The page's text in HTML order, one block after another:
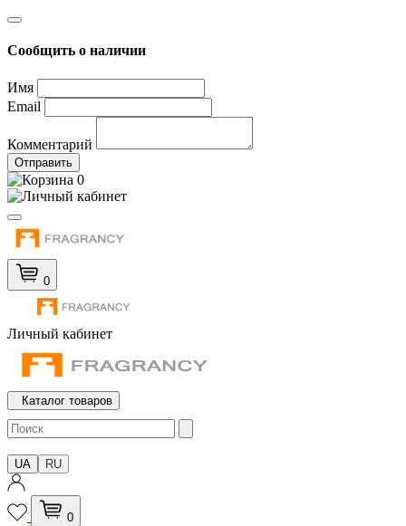
Сообщить о наличии
Имя
Email
Комментарий
Отправить
0
0
Личный кабинет
Каталог товаров
UA RU
0